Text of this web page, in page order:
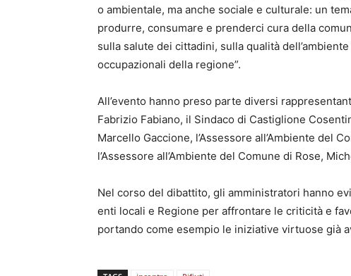
o ambientale, ma anche sociale e culturale: un
produrre, consumare e prenderci cura della
sulla salute dei cittadini, sulla qualità
occupazionali della regione”.
All’evento hanno preso parte diversi
Fabrizio Fabiano, il Sindaco di Castiglione
Marcello Gaccione, l’Assessore all’Ambiente del
l’Assessore all’Ambiente del Comune di Rose,
Nel corso del dibattito, gli amministratori hanno
enti locali e Regione per affrontare le criticità e
portando come esempio le iniziative virtuose già